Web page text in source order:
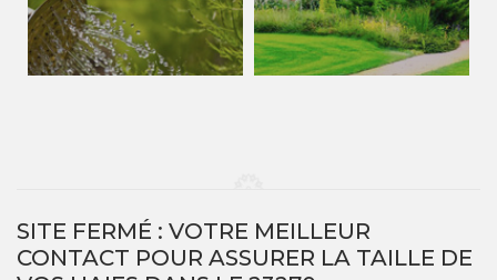
SITE FERMÉ : VOTRE MEILLEUR
CONTACT POUR ASSURER LA TAILLE DE